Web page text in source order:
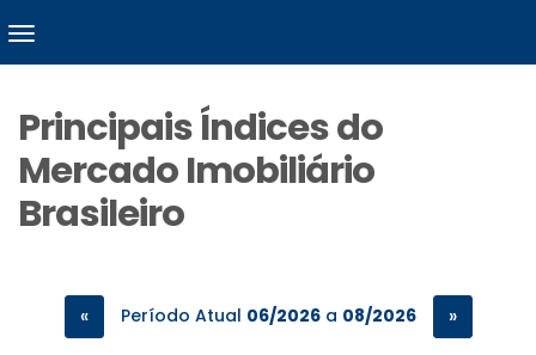
Principais Índices do
Mercado Imobiliário
Brasileiro
« Período Atual 06/2026a 08/2026 »